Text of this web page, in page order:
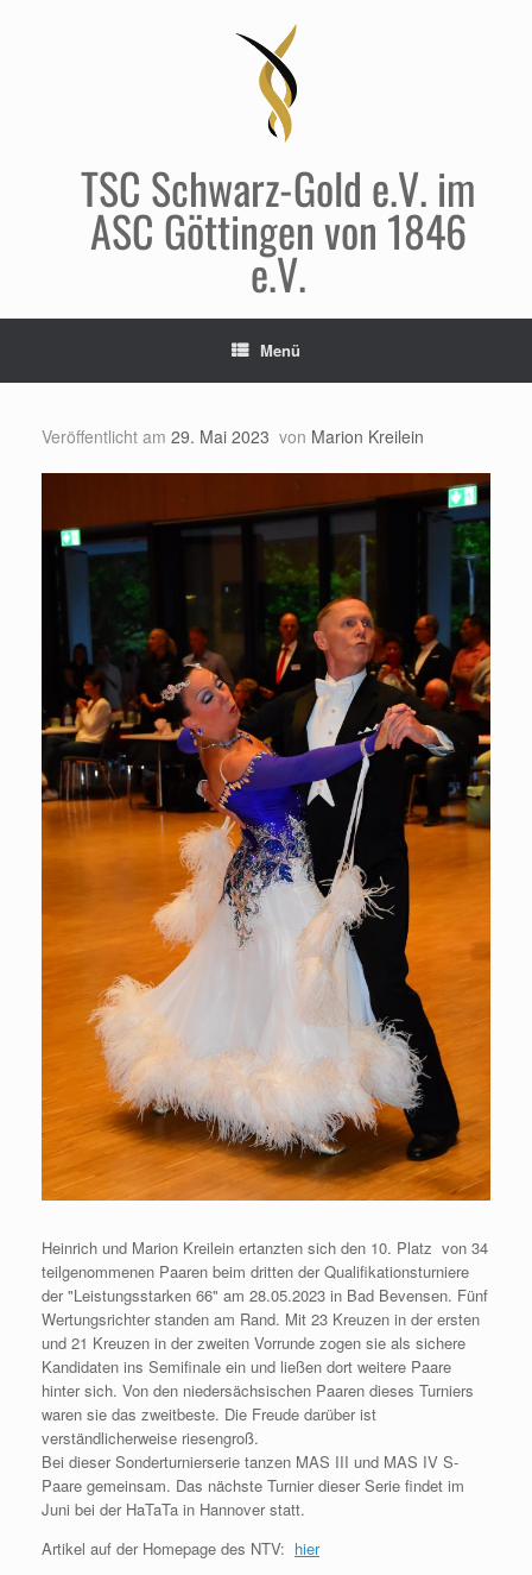
TSC Schwarz-Gold e.V. im
ASC Göttingen von 1846
e.V.
Menü
Veröffentlicht am 29. Mai 2023 von Marion Kreilein
Heinrich und Marion Kreilein ertanzten sich den 10. Platz von 34
teilgenommenen Paaren beim dritten der Qualifikationsturniere
der "Leistungsstarken 66" am 28.05.2023 in Bad Bevensen. Fünf
Wertungsrichter standen am Rand. Mit 23 Kreuzen in der ersten
und 21 Kreuzen in der zweiten Vorrunde zogen sie als sichere
Kandidaten ins Semifinale ein und ließen dort weitere Paare
hinter sich. Von den niedersächsischen Paaren dieses Turniers
waren sie das zweitbeste. Die Freude darüber ist
verständlicherweise riesengroß.
Bei dieser Sonderturnierserie tanzen MAS III und MAS IV S-
Paare gemeinsam. Das nächste Turnier dieser Serie findet im
Juni bei der HaTaTa in Hannover statt.
Artikel auf der Homepage des NTV: hier